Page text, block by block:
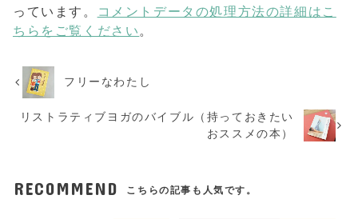
っています。
コメントデータの処理方法の詳細はこ
ちらをご覧ください 。
フリーなわたし
リストラティブヨガのバイブル（持っておきたい
おススメの本）
RECOMMEND こちらの記事も人気です。